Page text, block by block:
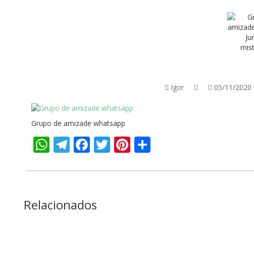
Igor 05/11/2020
Grupo de amizade whatsapp
WhatsApp
Telegram
Facebook
TwitterPinterest
Relacionados